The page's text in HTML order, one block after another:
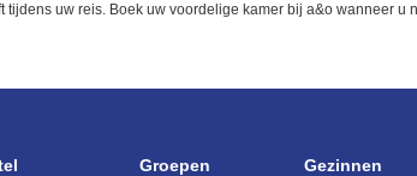
uw reis. Boek uw voordelige kamer bij a&o wanneer
Groepen Gezinnen